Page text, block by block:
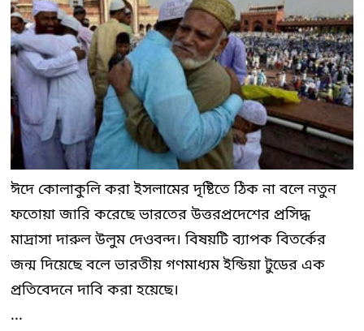
ঈদে কোলাকুলি করা ইসলামের দৃষ্টিতে ঠিক না বলে নতুন
ফতোয়া জারি করেছে ভারতের উত্তরপ্রদেশের প্রসিদ্ধ
মাদ্রাসা দারুল উলুম দেওবন্দ। বিষয়টি ব্যাপক বিতর্কের
জন্ম দিয়েছে বলে ভারতীয় গণমাধ্যম ইন্ডিয়া টুডের এক
প্রতিবেদনে দাবি করা হয়েছে।
...